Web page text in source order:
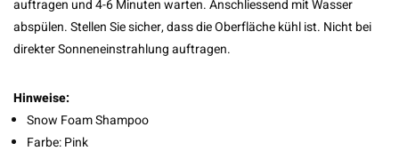
auftragen und 4-6 Minuten warten. Anschliessend mit Wasser
abspülen. Stellen Sie sicher, dass die Oberfläche kühl ist. Nicht bei
direkter Sonneneinstrahlung auftragen.
Hinweise:
Snow Foam Shampoo
Farbe: Pink